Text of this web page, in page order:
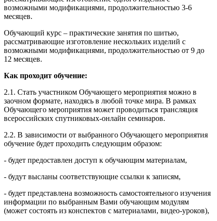
возможными модификациями, продолжительностью 3-6
месяцев.
Обучающий курс – практические занятия по шитью,
рассматривающие изготовление нескольких изделий с
возможными модификациями, продолжительностью от 9 до
12 месяцев.
Как проходит обучение:
2.1. Стать участником Обучающего мероприятия можно в
заочном формате, находясь в любой точке мира. В рамках
Обучающего мероприятия может проводиться трансляция
всероссийских спутниковых-онлайн семинаров.
2.2. В зависимости от выбранного Обучающего мероприятия
обучение будет проходить следующим образом:
- будет предоставлен доступ к обучающим материалам,
- будут высланы соответствующие ссылки к записям,
- будет представлена возможность самостоятельного изучения
информации по выбранным Вами обучающим модулям
(может состоять из конспектов с материалами, видео-уроков),